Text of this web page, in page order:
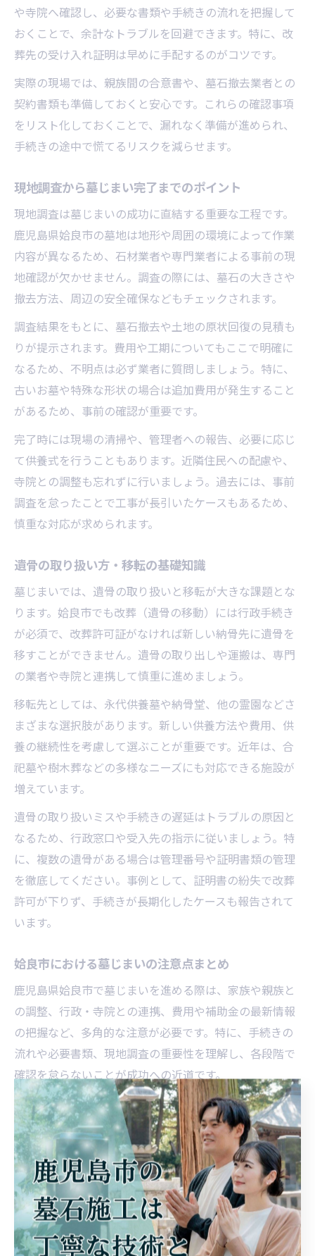
や寺院へ確認し、必要な書類や手続きの流れを把握して
おくことで、余計なトラブルを回避できます。特に、改
葬先の受け入れ証明は早めに手配するのがコツです。
実際の現場では、親族間の合意書や、墓石撤去業者との
契約書類も準備しておくと安心です。これらの確認事項
をリスト化しておくことで、漏れなく準備が進められ、
手続きの途中で慌てるリスクを減らせます。
現地調査から墓じまい完了までのポイント
現地調査は墓じまいの成功に直結する重要な工程です。
鹿児島県姶良市の墓地は地形や周囲の環境によって作業
内容が異なるため、石材業者や専門業者による事前の現
地確認が欠かせません。調査の際には、墓石の大きさや
撤去方法、周辺の安全確保などもチェックされます。
調査結果をもとに、墓石撤去や土地の原状回復の見積も
りが提示されます。費用や工期についてもここで明確に
なるため、不明点は必ず業者に質問しましょう。特に、
古いお墓や特殊な形状の場合は追加費用が発生すること
があるため、事前の確認が重要です。
完了時には現場の清掃や、管理者への報告、必要に応じ
て供養式を行うこともあります。近隣住民への配慮や、
寺院との調整も忘れずに行いましょう。過去には、事前
調査を怠ったことで工事が長引いたケースもあるため、
慎重な対応が求められます。
遺骨の取り扱い方・移転の基礎知識
墓じまいでは、遺骨の取り扱いと移転が大きな課題とな
ります。姶良市でも改葬（遺骨の移動）には行政手続き
が必須で、改葬許可証がなければ新しい納骨先に遺骨を
移すことができません。遺骨の取り出しや運搬は、専門
の業者や寺院と連携して慎重に進めましょう。
移転先としては、永代供養墓や納骨堂、他の霊園などさ
まざまな選択肢があります。新しい供養方法や費用、供
養の継続性を考慮して選ぶことが重要です。近年は、合
祀墓や樹木葬などの多様なニーズにも対応できる施設が
増えています。
遺骨の取り扱いミスや手続きの遅延はトラブルの原因と
なるため、行政窓口や受入先の指示に従いましょう。特
に、複数の遺骨がある場合は管理番号や証明書類の管理
を徹底してください。事例として、証明書の紛失で改葬
許可が下りず、手続きが長期化したケースも報告されて
います。
姶良市における墓じまいの注意点まとめ
鹿児島県姶良市で墓じまいを進める際は、家族や親族と
の調整、行政・寺院との連携、費用や補助金の最新情報
の把握など、多角的な注意が必要です。特に、手続きの
流れや必要書類、現地調査の重要性を理解し、各段階で
確認を怠らないことが成功への近道です。
また、墓じまいには思わぬトラブルや追加費用が発生す
ることもあります。失敗を防ぐためには、事前相談や見
積もりの比較、信頼できる業者選びがポイントです。姶
良市独自の補助金制度なども活用し、費用負担の軽減を
図りましょう。
最終的には、ご家族の意向や故人への敬意を最優先に考
え、無理のない計画を立てて進めることが大切です。地